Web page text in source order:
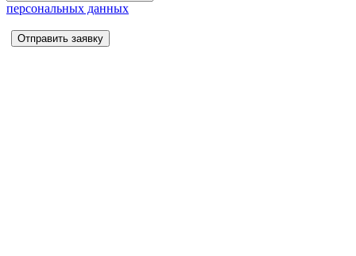
персональных данных
Отправить заявку